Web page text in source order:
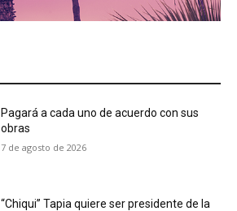
Pagará a cada uno de acuerdo con sus
obras
7 de agosto de 2026
“Chiqui” Tapia quiere ser presidente de la